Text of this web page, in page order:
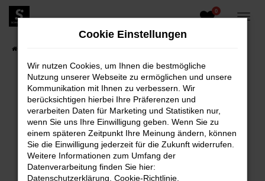
Zum
Hauptinhalt
0
FEHLER: NETWORK ERROR
Beim Laden ist ein Fehler aufgetreten.
Hier sind ein paar Tipps, die dir helfen können:
Überprüfe deine Firewall und deine
Internetverbindung.
Cookie Einstellungen
Wir nutzen Cookies, um Ihnen die bestmögliche
Nutzung unserer Webseite zu ermöglichen und unsere
Kommunikation mit Ihnen zu verbessern. Wir
berücksichtigen hierbei Ihre Präferenzen und
verarbeiten Daten für Marketing und Statistiken nur,
wenn Sie uns Ihre Einwilligung geben. Wenn Sie zu
einem späteren Zeitpunkt Ihre Meinung ändern, können
Sie die Einwilligung jederzeit für die Zukunft widerrufen.
Weitere Informationen zum Umfang der
Datenverarbeitung finden Sie hier:
Datenschutzerklärung Cookie-Richtlinie